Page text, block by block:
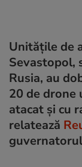
Unităţile de
Sevastopol,
Rusia, au
20 de drone
atacat și cu
relatează